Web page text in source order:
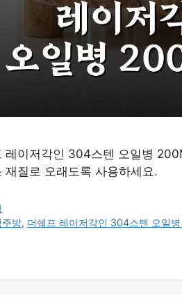
레이저각인 304스텐 오일병
재질로 오래도록 사용하세요.
주방, 더쉐프 레이저각인 304스텐 오일